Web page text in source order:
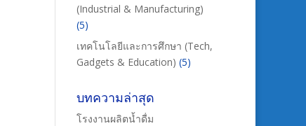
(Industrial & Manufacturing)
(5)
เทคโนโลยีและการศึกษา (Tech,
Gadgets & Education) (5)
บทความล่าสุด
โรงงานผลิตน้ำดื่ม